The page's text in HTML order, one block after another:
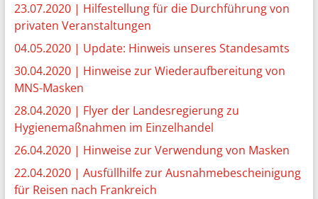
23.07.2020 | Hilfestellung für die Durchführung von
privaten Veranstaltungen
04.05.2020 | Update: Hinweis unseres Standesamts
30.04.2020 | Hinweise zur Wiederaufbereitung von
MNS-Masken
28.04.2020 | Flyer der Landesregierung zu
Hygienemaßnahmen im Einzelhandel
26.04.2020 | Hinweise zur Verwendung von Masken
22.04.2020 | Ausfüllhilfe zur Ausnahmebescheinigung
für Reisen nach Frankreich